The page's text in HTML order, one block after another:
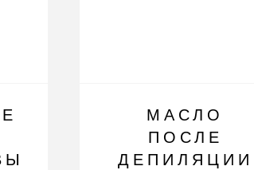
МАСЛО
ПОСЛЕ
ДЕПИЛЯЦИИ